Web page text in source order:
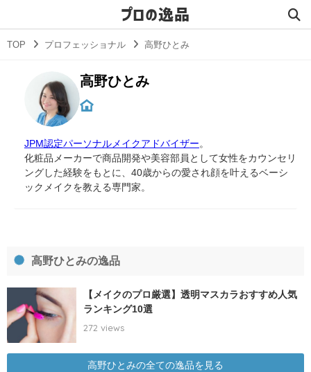
プロの逸品
TOP プロフェッショナル 高野ひとみ
高野ひとみ
JPM認定パーソナルメイクアドバイザー。
化粧品メーカーで商品開発や美容部員として女性をカウンセリ
ングした経験をもとに、40歳からの愛され顔を叶えるベーシ
ックメイクを教える専門家。
高野ひとみの逸品
【メイクのプロ厳選】透明マスカラおすすめ人気
ランキング10選
272 views
高野ひとみの全ての逸品を見る